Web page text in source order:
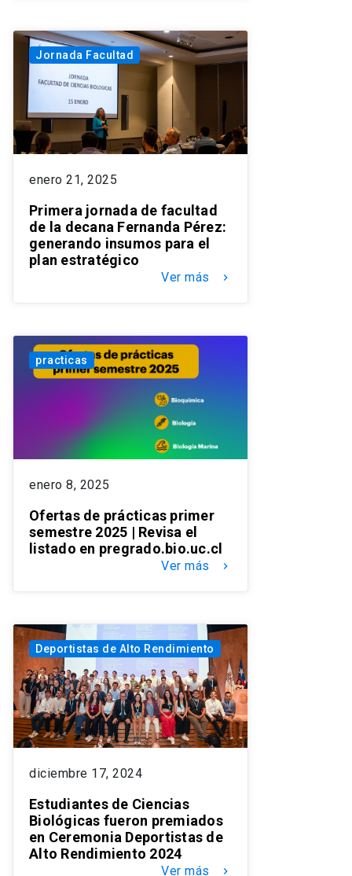
Jornada Facultad
enero 21, 2025
Primera jornada de facultad
de la decana Fernanda Pérez:
generando insumos para el
plan estratégico
Ver más keyboard_arrow_right
practicas
enero 8, 2025
Ofertas de prácticas primer
semestre 2025 | Revisa el
listado en pregrado.bio.uc.cl
Ver más keyboard_arrow_right
Deportistas de Alto Rendimiento
diciembre 17, 2024
Estudiantes de Ciencias
Biológicas fueron premiados
en Ceremonia Deportistas de
Alto Rendimiento 2024
Ver más keyboard_arrow_right